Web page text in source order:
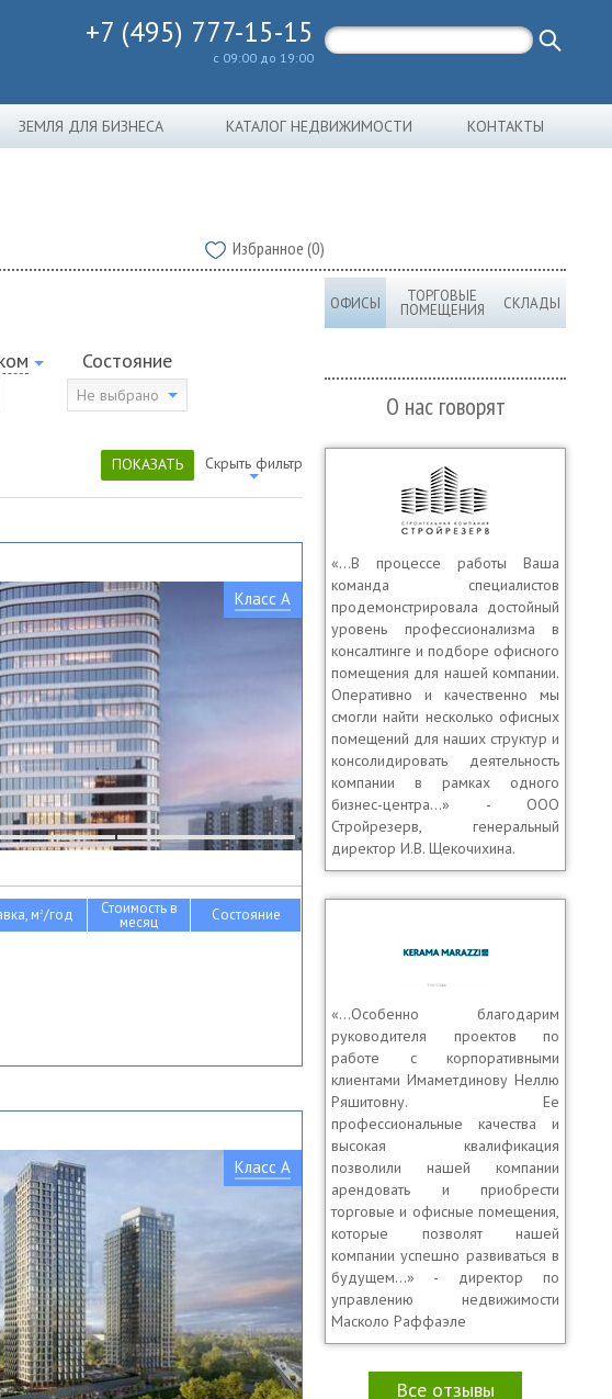
+7 (495) 777-15-15
с 09:00 до 19:00
ЗЕМЛЯ ДЛЯ БИЗНЕСА КАТАЛОГ НЕДВИЖИМОСТИ КОНТАКТЫ
Избранное (0)
Состояние
Не выбрано
ПОКАЗАТЬ Скрыть фильтр
Класс A
м2/год Стоимость в
месяц Состояние
Класс A
ОФИСЫ ТОРГОВЫЕ
ПОМЕЩЕНИЯ СКЛАДЫ
О нас говорят
«…В процессе работы Ваша
команда специалистов
продемонстрировала достойный
уровень профессионализма в
консалтинге и подборе офисного
помещения для нашей компании.
Оперативно и качественно мы
смогли найти несколько офисных
помещений для наших структур и
консолидировать деятельность
компании в рамках одного
бизнес-центра…» - ООО
Стройрезерв, генеральный
директор И.В. Щекочихина.
«…Особенно благодарим
руководителя проектов по
работе с корпоративными
клиентами Имаметдинову Неллю
Ряшитовну. Ее
профессиональные качества и
высокая квалификация
позволили нашей компании
арендовать и приобрести
торговые и офисные помещения,
которые позволят нашей
компании успешно развиваться в
будущем...» - директор по
управлению недвижимости
Масколо Раффаэле
Все отзывы